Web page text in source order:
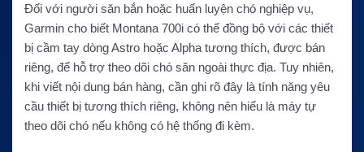
Đối với người săn bắn hoặc huấn luyện chó nghiệp vụ,
Garmin cho biết Montana 700i có thể đồng bộ với các thiết
bị cầm tay dòng Astro hoặc Alpha tương thích, được bán
riêng, để hỗ trợ theo dõi chó săn ngoài thực địa. Tuy nhiên,
khi viết nội dung bán hàng, cần ghi rõ đây là tính năng yêu
cầu thiết bị tương thích riêng, không nên hiểu là máy tự
theo dõi chó nếu không có hệ thống đi kèm.